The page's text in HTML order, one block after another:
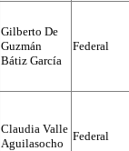
Gilberto De
Guzmán
Bátiz García
Federal
Claudia Valle
Aguilasocho
Federal